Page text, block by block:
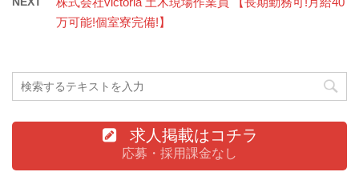
万可能!個室寮完備!】
求人掲載はコチラ
応募・採用課金なし